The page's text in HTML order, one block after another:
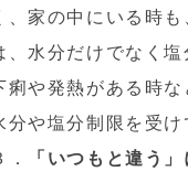
、家の中にいる時
、水分だけでなく
痢や発熱がある時
分や塩分制限を受
．
「いつもと違う